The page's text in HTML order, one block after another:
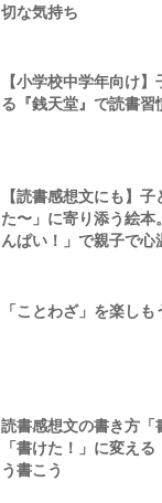
切な気持ち
【小学校中学年向け
る『銭天堂』で読書習
【読書感想文にも】
た〜」に寄り添う絵本
んぱい！」で親子で心
「ことわざ」を楽しも
読書感想文の書き方「
「書けた！」に変え
う書こう